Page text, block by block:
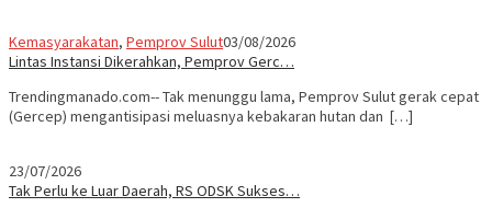
Kemasyarakatan, Pemprov Sulut03/08/2026
Lintas Instansi Dikerahkan, Pemprov Gerc…
Trendingmanado.com-- Tak menunggu lama, Pemprov Sulut gerak cepat
(Gercep) mengantisipasi meluasnya kebakaran hutan dan […]
23/07/2026
Tak Perlu ke Luar Daerah, RS ODSK Sukses…